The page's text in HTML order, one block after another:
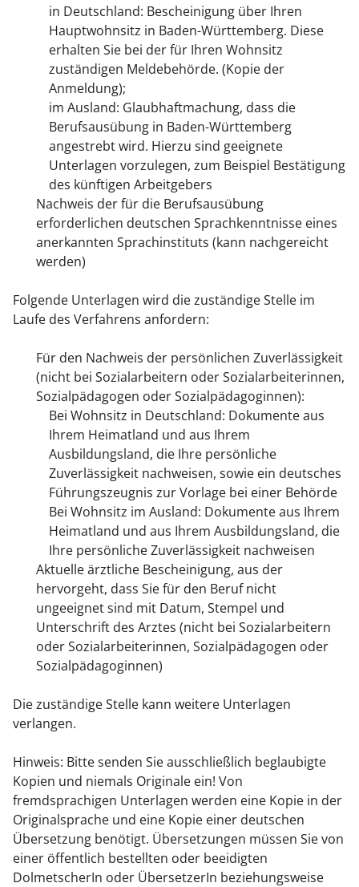
in Deutschland: Bescheinigung über Ihren
Hauptwohnsitz in Baden-Württemberg. Diese
erhalten Sie bei der für Ihren Wohnsitz
zuständigen Meldebehörde. (Kopie der
Anmeldung);
im Ausland: Glaubhaftmachung, dass die
Berufsausübung in Baden-Württemberg
angestrebt wird. Hierzu sind geeignete
Unterlagen vorzulegen, zum Beispiel Bestätigung
des künftigen Arbeitgebers
Nachweis der für die Berufsausübung
erforderlichen deutschen Sprachkenntnisse eines
anerkannten Sprachinstituts (kann nachgereicht
werden)
Folgende Unterlagen wird die zuständige Stelle im
Laufe des Verfahrens anfordern:
Für den Nachweis der persönlichen Zuverlässigkeit
(nicht bei Sozialarbeitern oder Sozialarbeiterinnen,
Sozialpädagogen oder Sozialpädagoginnen):
Bei Wohnsitz in Deutschland: Dokumente aus
Ihrem Heimatland und aus Ihrem
Ausbildungsland, die Ihre persönliche
Zuverlässigkeit nachweisen, sowie ein deutsches
Führungszeugnis zur Vorlage bei einer Behörde
Bei Wohnsitz im Ausland: Dokumente aus Ihrem
Heimatland und aus Ihrem Ausbildungsland, die
Ihre persönliche Zuverlässigkeit nachweisen
Aktuelle ärztliche Bescheinigung, aus der
hervorgeht, dass Sie für den Beruf nicht
ungeeignet sind mit Datum, Stempel und
Unterschrift des Arztes (nicht bei Sozialarbeitern
oder Sozialarbeiterinnen, Sozialpädagogen oder
Sozialpädagoginnen)
Die zuständige Stelle kann weitere Unterlagen
verlangen.
Hinweis: Bitte senden Sie ausschließlich beglaubigte
Kopien und niemals Originale ein! Von
fremdsprachigen Unterlagen werden eine Kopie in der
Originalsprache und eine Kopie einer deutschen
Übersetzung benötigt. Übersetzungen müssen Sie von
einer öffentlich bestellten oder beeidigten
DolmetscherIn oder ÜbersetzerIn beziehungsweise